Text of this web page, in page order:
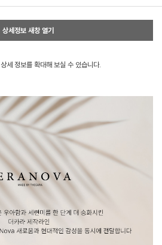
상세정보 새창 열기
상세 정보를 확대해 보실 수 있습니다.